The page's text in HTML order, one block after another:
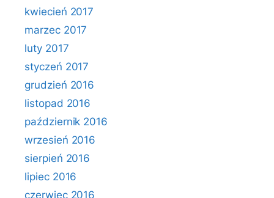
kwiecień 2017
marzec 2017
luty 2017
styczeń 2017
grudzień 2016
listopad 2016
październik 2016
wrzesień 2016
sierpień 2016
lipiec 2016
czerwiec 2016